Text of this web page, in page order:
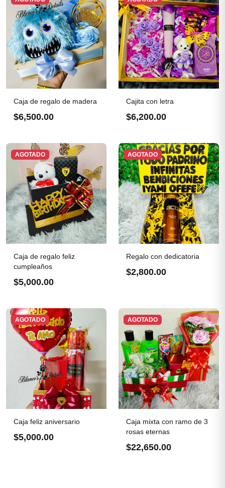
Caja de regalo de madera
$6,500.00
Cajita con letra
$6,200.00
AGOTADO
Caja de regalo feliz
cumpleaños
$5,000.00
AGOTADO
Regalo con dedicatoria
$2,800.00
AGOTADO
Caja feliz aniversario
$5,000.00
AGOTADO
Caja mixta con ramo de 3
rosas eternas
$22,650.00